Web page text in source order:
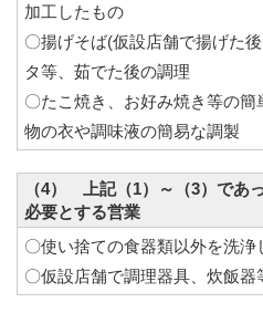
加工したもの
〇揚げそば(仮設店舗で揚げた
タ等、茹でた後の調理
〇たこ焼き、お好み焼き等
物の衣や調味液の簡易な調製
（4） 上記（1）～（3）であ
必要とする営業
〇使い捨ての食器類以外を洗
〇仮設店舗で調理器具、炊飯器